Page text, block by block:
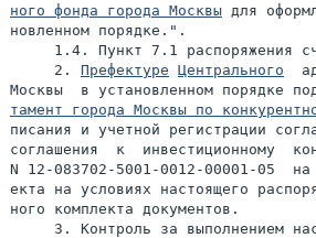
ного фонда города Москвы для
новленном порядке.".
1.4. Пункт 7.1 распоряжения
     2.
Префектуре Центрального
Москвы  в установленном порядке
тамент города Москвы по
писания и учетной регистрации
соглашения  к  инвестиционному
N 12-083702-5001-0012-00001-05  на
екта на условиях настоящего
ного комплекта документов.
3. Контроль за выполнением